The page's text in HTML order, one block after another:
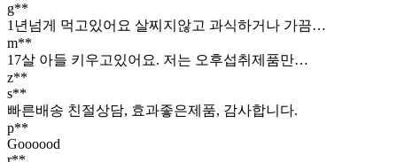
g**
1년넘게 먹고있어요 살찌지않고 과식하거나 가끔…
m**
17살 아들 키우고있어요. 저는 오후섭취제품만…
z**
s**
빠른배송 친절상담, 효과좋은제품, 감사합니다.
p**
Goooood